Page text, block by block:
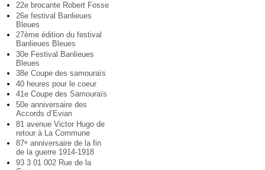
22e brocante Robert Fosse
26e festival Banlieues
Bleues
27ème édition du festival
Banlieues Bleues
30e Festival Banlieues
Bleues
38e Coupe des samouraïs
40 heures pour le coeur
41e Coupe des Samouraïs
50e anniversaire des
Accords d’Evian
81 avenue Victor Hugo de
retour à La Commune
87e anniversaire de la fin
de la guerre 1914-1918
93 3 01 002 Rue de la